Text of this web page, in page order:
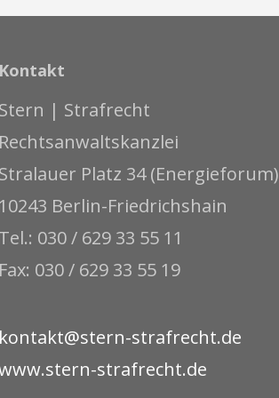
Kontakt
Stern | Strafrecht
Rechtsanwaltskanzlei
Stralauer Platz 34 (Energieforum)
10243 Berlin-Friedrichshain
Tel.: 030 / 629 33 55 11
Fax: 030 / 629 33 55 19
kontakt@stern-strafrecht.de
strafrecht.de